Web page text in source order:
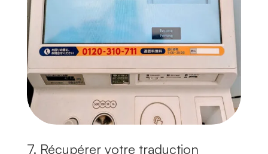
7. Récupérer votre traduction